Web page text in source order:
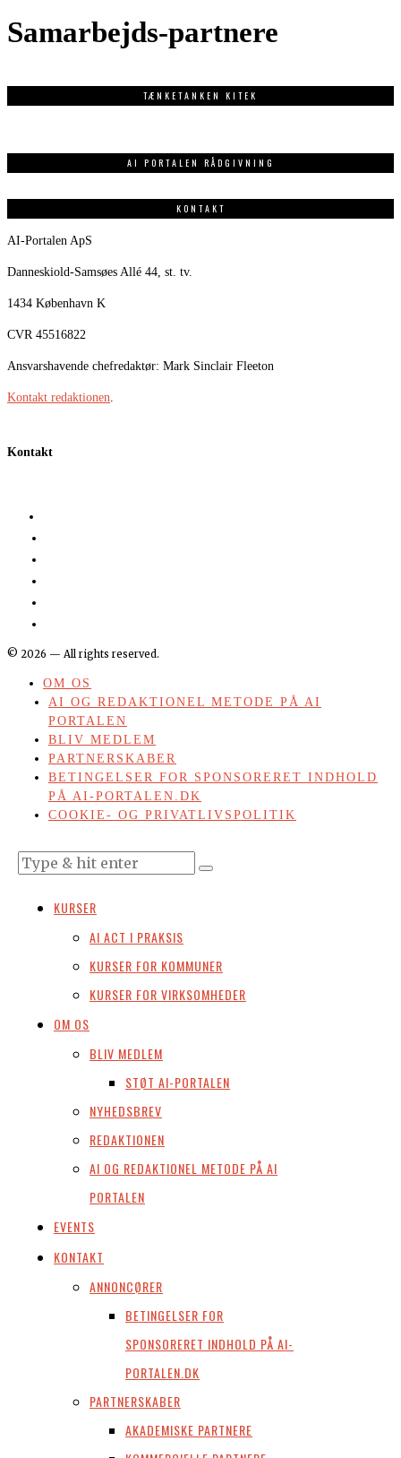
Samarbejds-partnere
TÆNKETANKEN KITEK
AI PORTALEN RÅDGIVNING
KONTAKT
AI-Portalen ApS
Danneskiold-Samsøes Allé 44, st. tv.
1434 København K
CVR 45516822
Ansvarshavende chefredaktør: Mark Sinclair Fleeton
Kontakt redaktionen
Kontakt
© 2026 — All rights reserved.
OM OS
AI OG REDAKTIONEL METODE PÅ AI
PORTALEN
BLIV MEDLEM
PARTNERSKABER
BETINGELSER FOR SPONSORERET INDHOLD
PÅ AI-PORTALEN.DK
COOKIE- OG PRIVATLIVSPOLITIK
KURSER
AI ACT I PRAKSIS
KURSER FOR KOMMUNER
KURSER FOR VIRKSOMHEDER
OM OS
BLIV MEDLEM
STØT AI-PORTALEN
NYHEDSBREV
REDAKTIONEN
AI OG REDAKTIONEL METODE PÅ AI
PORTALEN
EVENTS
KONTAKT
ANNONCØRER
BETINGELSER FOR
SPONSORERET INDHOLD PÅ AI-
PORTALEN.DK
PARTNERSKABER
AKADEMISKE PARTNERE